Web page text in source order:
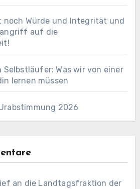
noch Würde und Integrität und
auf die
Selbstläufer: Was wir von einer
lernen müssen
2026
an die Landtagsfraktion der